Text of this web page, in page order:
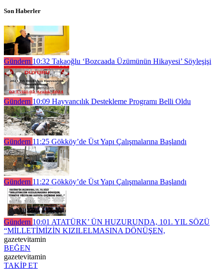
Son Haberler
Gündem 10:32 Takaoğlu ‘Bozcaada Üzümünün Hikayesi’ Söyleşişi
Gündem 10:09 Hayvancılık Destekleme Programı Belli Oldu
Gündem 11:25 Gökköy’de Üst Yapı Çalışmalarına Başlandı
Gündem 11:22 Gökköy’de Üst Yapı Çalışmalarına Başlandı
Gündem 10:01 ATATÜRK’ ÜN HUZURUNDA, 101. YIL SÖZÜ
“MİLLETİMİZİN KIZILELMASINA DÖNÜŞEN,
gazetevitamin
BEĞEN
gazetevitamin
TAKİP ET